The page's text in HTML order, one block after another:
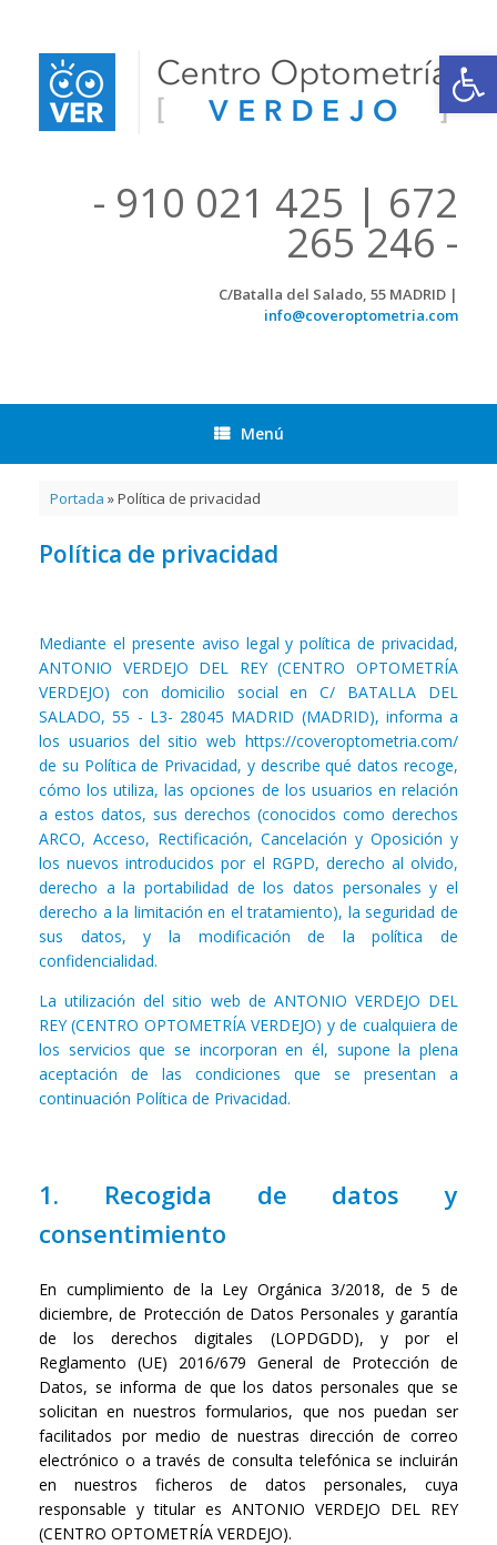
contenido
- 910 021 425 | 672
265 246 -
C/Batalla del Salado, 55 MADRID |
info@coveroptometria.com
Menú
Portada »Política de privacidad
Política de privacidad
Mediante el presente aviso legal y política de privacidad,
ANTONIO VERDEJO DEL REY (CENTRO OPTOMETRÍA
VERDEJO) con domicilio social en C/ BATALLA DEL
SALADO, 55 - L3- 28045 MADRID (MADRID), informa a
los usuarios del sitio web https://coveroptometria.com/
de su Política de Privacidad, y describe qué datos recoge,
cómo los utiliza, las opciones de los usuarios en relación
a estos datos, sus derechos (conocidos como derechos
ARCO, Acceso, Rectificación, Cancelación y Oposición y
los nuevos introducidos por el RGPD, derecho al olvido,
derecho a la portabilidad de los datos personales y el
derecho a la limitación en el tratamiento), la seguridad de
sus datos, y la modificación de la política de
confidencialidad.
La utilización del sitio web de ANTONIO VERDEJO DEL
REY (CENTRO OPTOMETRÍA VERDEJO) y de cualquiera de
los servicios que se incorporan en él, supone la plena
aceptación de las condiciones que se presentan a
continuación Política de Privacidad.
1. Recogida de datos y
consentimiento
En cumplimiento de la Ley Orgánica 3/2018, de 5 de
diciembre, de Protección de Datos Personales y garantía
de los derechos digitales (LOPDGDD), y por el
Reglamento (UE) 2016/679 General de Protección de
Datos, se informa de que los datos personales que se
solicitan en nuestros formularios, que nos puedan ser
facilitados por medio de nuestras dirección de correo
electrónico o a través de consulta telefónica se incluirán
en nuestros ficheros de datos personales, cuya
responsable y titular es ANTONIO VERDEJO DEL REY
(CENTRO OPTOMETRÍA VERDEJO).